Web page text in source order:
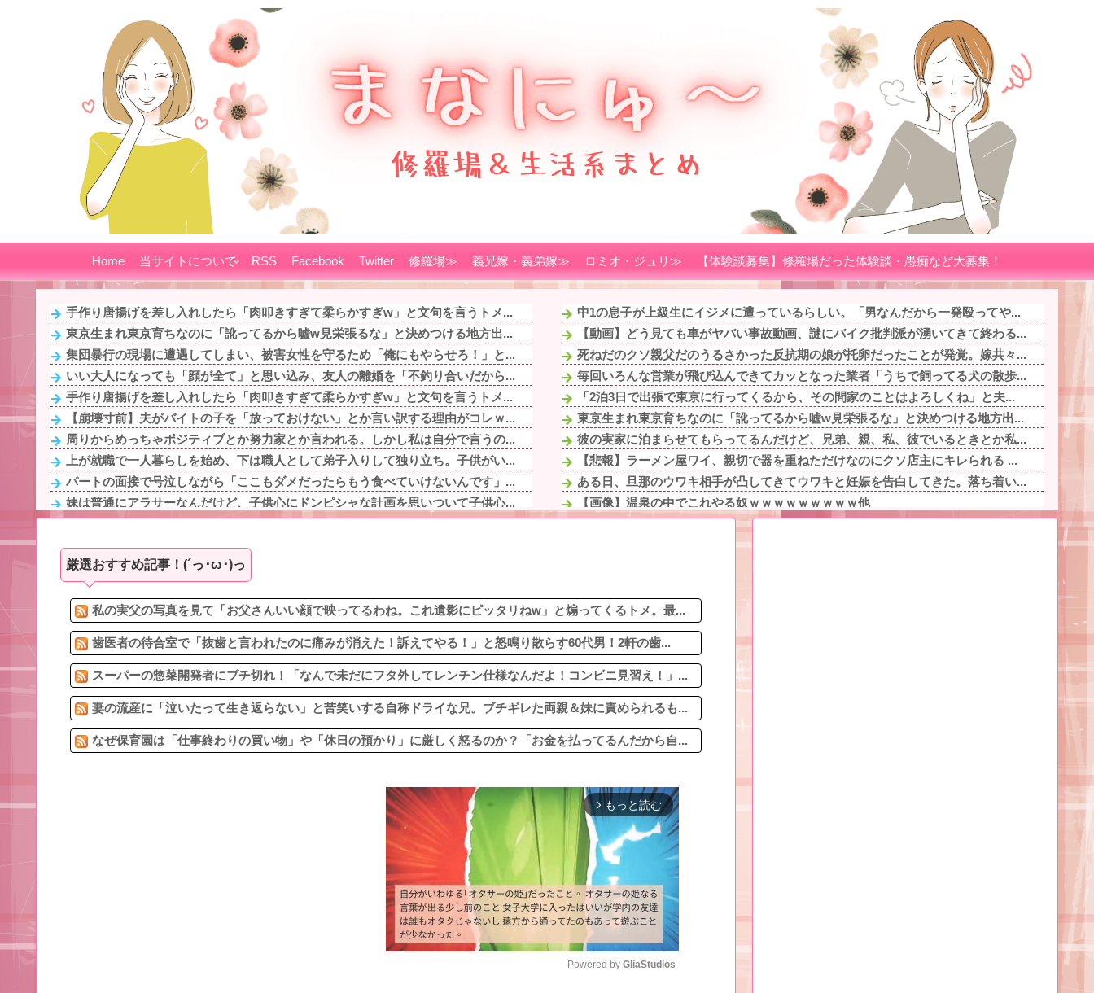
Home 当サイトについて RSS Facebook Twitter 修羅場≫ 義兄嫁・義弟嫁≫ ロミオ・ジュリ≫ 【体験談募集】修羅場だった体験談・愚痴など大募集！
手作り唐揚げを差し入れしたら「肉叩きすぎて柔らかすぎw」と文句を言うトメ...
東京生まれ東京育ちなのに「訛ってるから嘘w見栄張るな」と決めつける地方出...
集団暴行の現場に遭遇してしまい、被害女性を守るため「俺にもやらせろ！」と...
いい大人になっても「顔が全て」と思い込み、友人の離婚を「不釣り合いだから...
手作り唐揚げを差し入れしたら「肉叩きすぎて柔らかすぎw」と文句を言うトメ...
【崩壊寸前】夫がバイトの子を「放っておけない」とか言い訳する理由がコレｗ...
周りからめっちゃポジティブとか努力家とか言われる。しかし私は自分で言うの...
上が就職で一人暮らしを始め、下は職人として弟子入りして独り立ち。子供がい...
パートの面接で号泣しながら「ここもダメだったらもう食べていけないんです」...
妹は普通にアラサーなんだけど、子供心にドンピシャな計画を思いついて子供心...
「お前は自分に甘い」と家族に責められ育った私…３０歳の時、真夏に重度の熱...
バスから降りようとお金を入れたら、いきなり私の手を握って一緒に降りようと...
予約していた美容室が臨時休業。連絡くれてもいいのに
アタシ何歳に見える？って誘い受け風の事言うゴミってまだ生存してるよね〜
中1の息子が上級生にイジメに遭っているらしい。「男なんだから一発殴ってや...
【動画】どう見ても車がヤバい事故動画、謎にバイク批判派が湧いてきて終わる...
死ねだのクソ親父だのうるさかった反抗期の娘が托卵だったことが発覚。嫁共々...
毎回いろんな営業が飛び込んできてカッとなった業者「うちで飼ってる犬の散歩...
「2泊3日で出張で東京に行ってくるから、その間家のことはよろしくね」と夫...
東京生まれ東京育ちなのに「訛ってるから嘘w見栄張るな」と決めつける地方出...
彼の実家に泊まらせてもらってるんだけど、兄弟、親、私、彼でいるときとか私...
【悲報】ラーメン屋ワイ、親切で器を重ねただけなのにクソ店主にキレられる ...
ある日、旦那のウワキ相手が凸してきてウワキと妊娠を告白してきた。落ち着い...
【画像】温泉の中でこれやる奴ｗｗｗｗｗｗｗｗｗ他
(画像)45歳のビキニ水着姿wwwwwwwwwwwwwww他
義実家に里帰り世話になってはどうかと言われてかなり悩んでいる
厳選おすすめ記事！(´っ･ω･)っ
私の実父の写真を見て「お父さんいい顔で映ってるわね。これ遺影にピッタリねw」と煽ってくるトメ。最...
歯医者の待合室で「抜歯と言われたのに痛みが消えた！訴えてやる！」と怒鳴り散らす60代男！2軒の歯...
スーパーの惣菜開発者にブチ切れ！「なんで未だにフタ外してレンチン仕様なんだよ！コンビニ見習え！」...
妻の流産に「泣いたって生き返らない」と苦笑いする自称ドライな兄。ブチギレた両親＆妹に責められるも...
なぜ保育園は「仕事終わりの買い物」や「休日の預かり」に厳しく怒るのか？「お金を払ってるんだから自...
arrow_forward_ios もっと読む
Powered by GliaStudios